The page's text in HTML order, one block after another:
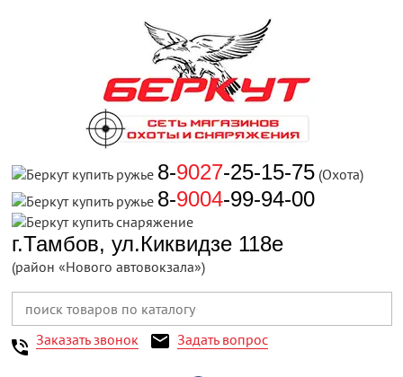
8-9027-25-15-75 (Охота)
8-9004-99-94-00
г.Тамбов, ул.Киквидзе 118е
(район «Нового автовокзала»)
Заказать звонок Задать вопрос